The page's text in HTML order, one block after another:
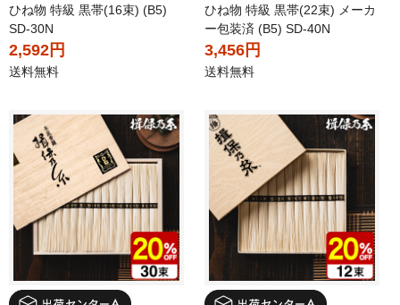
ひね物 特級 黒帯(16束) (B5)
SD-30N
2,592円
送料無料
ひね物 特級 黒帯(22束) メーカ
ー包装済 (B5) SD-40N
3,456円
送料無料